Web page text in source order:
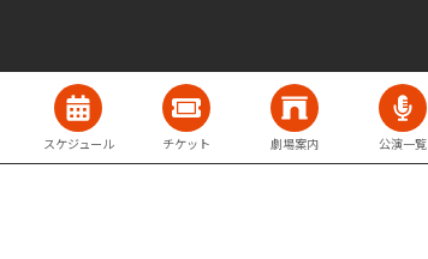
スケジュール チケット 劇場案内 公演一覧